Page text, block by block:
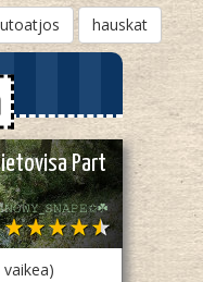
hauskat
Part